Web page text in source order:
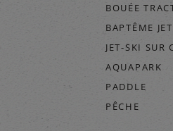
BOUÉE
BAPTÊME
JET-SKI SUR
AQUAPARK
PADDLE
PÊCHE